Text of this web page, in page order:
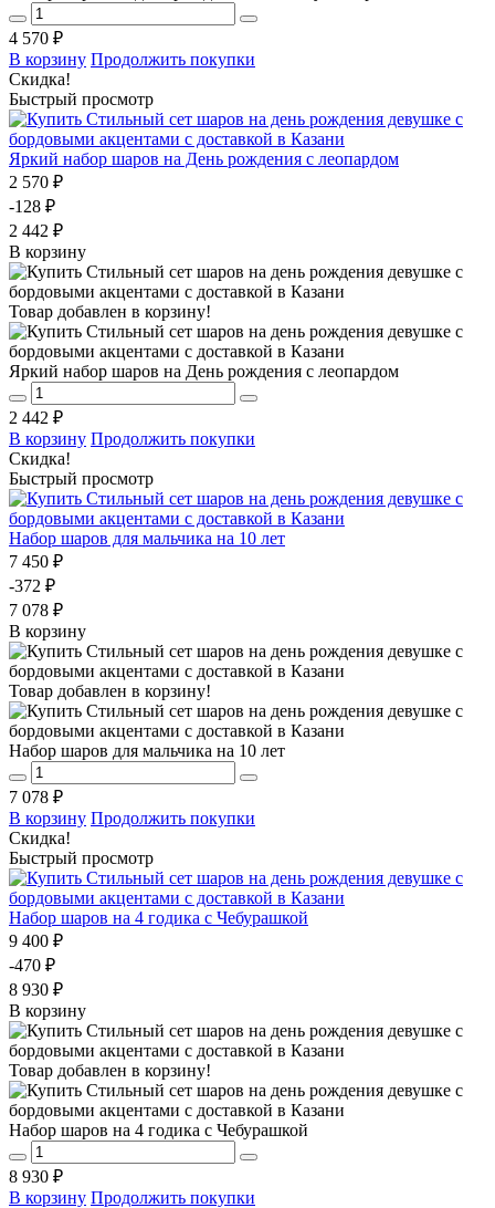
4 570 ₽
В корзину Продолжить покупки
Скидка!
Быстрый просмотр
Яркий набор шаров на День рождения с леопардом
2 570 ₽
-128 ₽
2 442 ₽
В корзину
Товар добавлен в корзину!
Яркий набор шаров на День рождения с леопардом
2 442 ₽
В корзину Продолжить покупки
Скидка!
Быстрый просмотр
Набор шаров для мальчика на 10 лет
7 450 ₽
-372 ₽
7 078 ₽
В корзину
Товар добавлен в корзину!
Набор шаров для мальчика на 10 лет
7 078 ₽
В корзину Продолжить покупки
Скидка!
Быстрый просмотр
Набор шаров на 4 годика с Чебурашкой
9 400 ₽
-470 ₽
8 930 ₽
В корзину
Товар добавлен в корзину!
Набор шаров на 4 годика с Чебурашкой
8 930 ₽
В корзину Продолжить покупки